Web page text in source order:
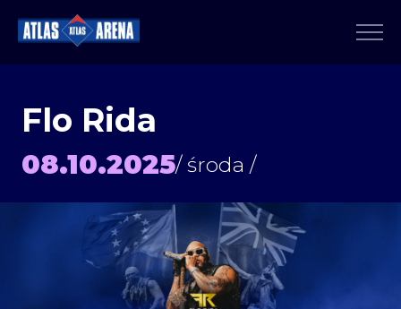
Flo Rida
08.10.2025/ środa /